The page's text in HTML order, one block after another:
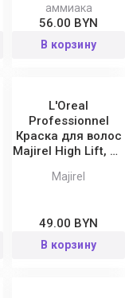
аммиака
56.00 BYN
В корзину
L'Oreal
Professionnel
Краска для волос
Majirel High Lift, 50
Majirel
49.00 BYN
В корзину